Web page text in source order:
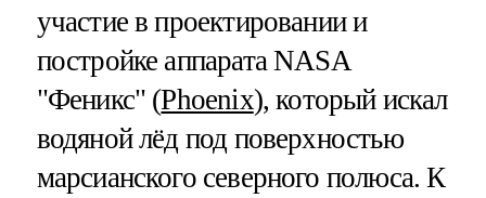
участие в проектировании и
постройке аппарата NASA
"Феникс" (Phoenix), который искал
водяной лёд под поверхностью
марсианского северного полюса. К